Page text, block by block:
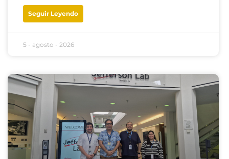
Seguir Leyendo
5 - agosto - 2026